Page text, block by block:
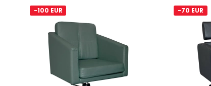
-100 EUR -70 EUR